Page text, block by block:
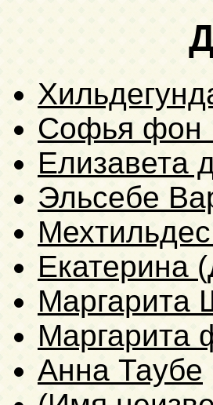
Софья фон
Елизавета
Эльсебе
Екатерина
Маргарита
Анна Таубе